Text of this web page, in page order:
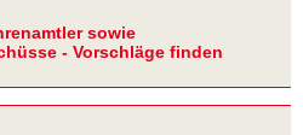
sowie
- Vorschläge finden